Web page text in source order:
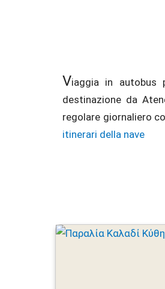
Viaggia in autobus
destinazione da
regolare giornaliero
itinerari della nave